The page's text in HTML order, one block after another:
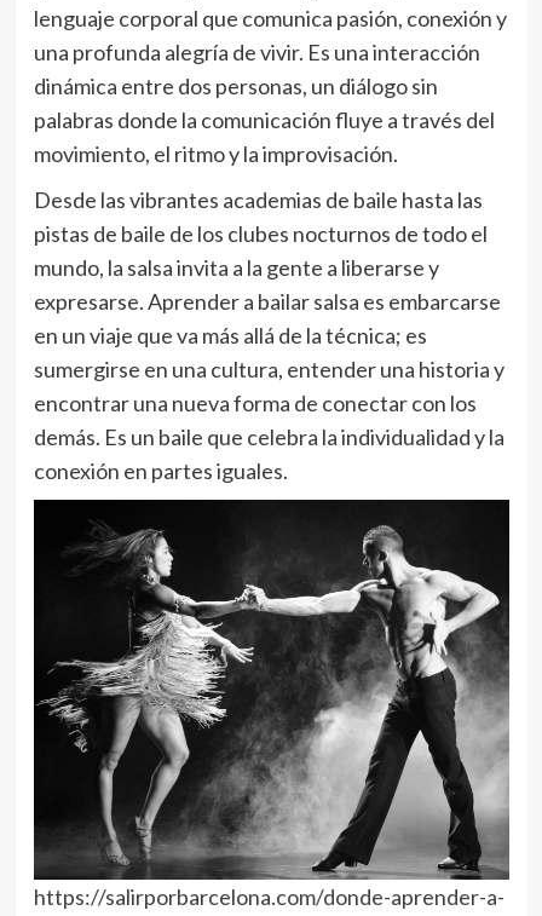
lenguaje corporal que comunica pasión, conexión y
una profunda alegría de vivir. Es una interacción
dinámica entre dos personas, un diálogo sin
palabras donde la comunicación fluye a través del
movimiento, el ritmo y la improvisación.
Desde las vibrantes academias de baile hasta las
pistas de baile de los clubes nocturnos de todo el
mundo, la salsa invita a la gente a liberarse y
expresarse. Aprender a bailar salsa es embarcarse
en un viaje que va más allá de la técnica; es
sumergirse en una cultura, entender una historia y
encontrar una nueva forma de conectar con los
demás. Es un baile que celebra la individualidad y la
conexión en partes iguales.
https://salirporbarcelona.com/donde-aprender-a-